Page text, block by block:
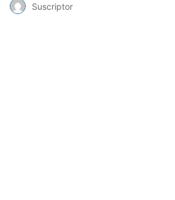
Suscriptor